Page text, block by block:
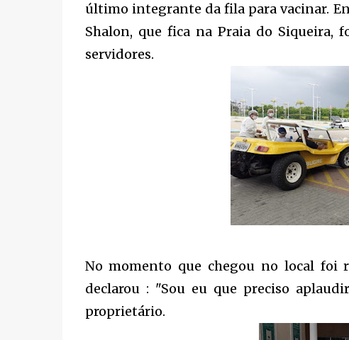
último integrante da fila para vacinar.
Shalon, que fica na Praia do Siqueira,
servidores.
No momento que chegou no local foi
declarou : "Sou eu que preciso
proprietário.